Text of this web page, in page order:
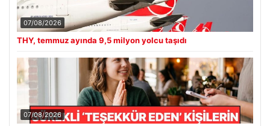
07/08/2026
THY, temmuz ayında 9,5 milyon yolcu taşıdı
07/08/2026